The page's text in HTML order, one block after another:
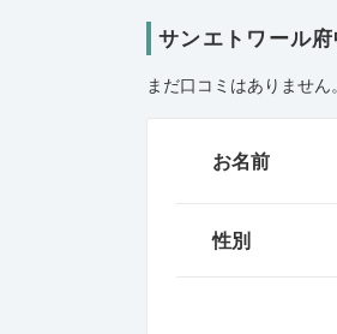
サンエトワール
まだ口コミはありません。
お名前
性別